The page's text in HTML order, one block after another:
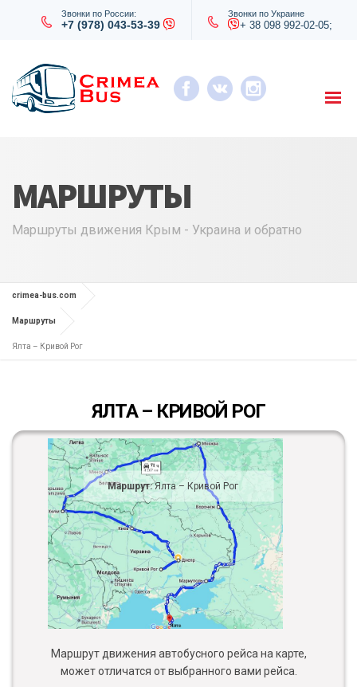
Звонки по России:
+7 (978) 043-53-39
Звонки по Украине
+ 38 098 992-02-05;
МАРШРУТЫ
Маршруты движения Крым - Украина и обратно
crimea-bus.com
Маршруты
Ялта – Кривой Рог
ЯЛТА – КРИВОЙ РОГ
Маршрут:Ялта – Кривой Рог
Маршрут движения автобусного рейса на карте,
может отличатся от выбранного вами рейса.